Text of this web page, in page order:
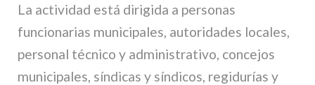
La actividad está dirigida a personas
funcionarias municipales, autoridades locales,
personal técnico y administrativo, concejos
municipales, síndicas y síndicos, regidurías y